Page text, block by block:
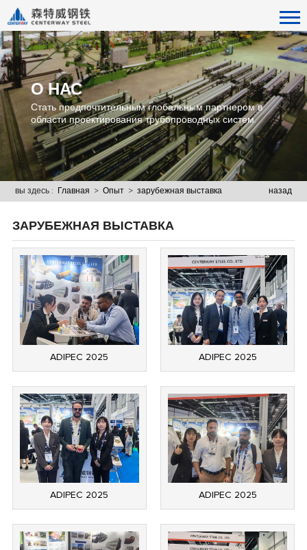
О НАС
Стать предпочтительным глобальным партнером в
области проектирования трубопроводных систем.
назад
вы здесь : Главная >Опыт >зарубежная выставка
ЗАРУБЕЖНАЯ ВЫСТАВКА
ADIPEC 2025 ADIPEC 2025
ADIPEC 2025 ADIPEC 2025